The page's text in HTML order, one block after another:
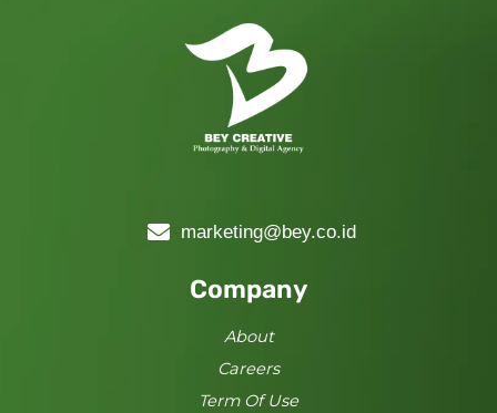
marketing@bey.co.id
Company
About
Careers
Term Of Use